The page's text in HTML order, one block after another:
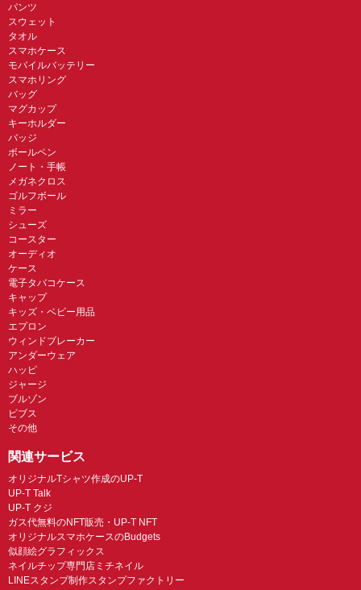
パンツ
スウェット
タオル
スマホケース
モバイルバッテリー
スマホリング
バッグ
マグカップ
キーホルダー
バッジ
ボールペン
ノート・手帳
メガネクロス
ゴルフボール
ミラー
シューズ
コースター
オーディオ
ケース
電子タバコケース
キャップ
キッズ・ベビー用品
エプロン
ウィンドブレーカー
アンダーウェア
ハッピ
ジャージ
ブルゾン
ビブス
その他
関連サービス
オリジナルTシャツ作成のUP-T
UP-T Talk
UP-T クジ
ガス代無料のNFT販売・UP-T NFT
オリジナルスマホケースのBudgets
似顔絵グラフィックス
ネイルチップ専門店ミチネイル
LINEスタンプ制作スタンプファクトリー